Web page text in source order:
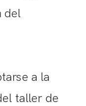
del
a la
taller de